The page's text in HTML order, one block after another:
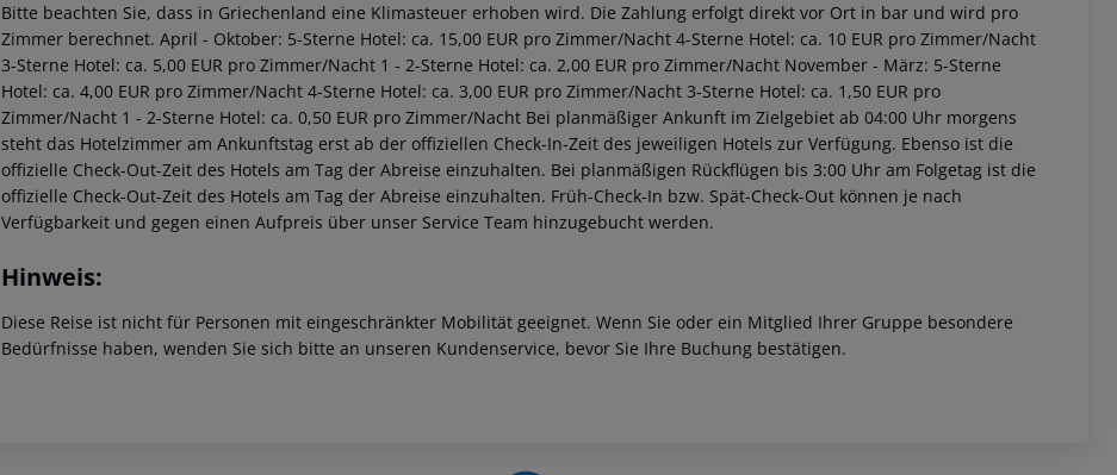
Bitte beachten Sie, dass in Griechenland eine Klimasteuer erhoben wird. Die Zahlung erfolgt direkt vor Ort in bar und wird pro
Zimmer berechnet. April - Oktober: 5-Sterne Hotel: ca. 15,00 EUR pro Zimmer/Nacht 4-Sterne Hotel: ca. 10 EUR pro Zimmer/Nacht
3-Sterne Hotel: ca. 5,00 EUR pro Zimmer/Nacht 1 - 2-Sterne Hotel: ca. 2,00 EUR pro Zimmer/Nacht November - März: 5-Sterne
Hotel: ca. 4,00 EUR pro Zimmer/Nacht 4-Sterne Hotel: ca. 3,00 EUR pro Zimmer/Nacht 3-Sterne Hotel: ca. 1,50 EUR pro
Zimmer/Nacht 1 - 2-Sterne Hotel: ca. 0,50 EUR pro Zimmer/Nacht Bei planmäßiger Ankunft im Zielgebiet ab 04:00 Uhr morgens
steht das Hotelzimmer am Ankunftstag erst ab der offiziellen Check-In-Zeit des jeweiligen Hotels zur Verfügung. Ebenso ist die
offizielle Check-Out-Zeit des Hotels am Tag der Abreise einzuhalten. Bei planmäßigen Rückflügen bis 3:00 Uhr am Folgetag ist die
offizielle Check-Out-Zeit des Hotels am Tag der Abreise einzuhalten. Früh-Check-In bzw. Spät-Check-Out können je nach
Verfügbarkeit und gegen einen Aufpreis über unser Service Team hinzugebucht werden.
Hinweis:
Diese Reise ist nicht für Personen mit eingeschränkter Mobilität geeignet. Wenn Sie oder ein Mitglied Ihrer Gruppe besondere
Bedürfnisse haben, wenden Sie sich bitte an unseren Kundenservice, bevor Sie Ihre Buchung bestätigen.